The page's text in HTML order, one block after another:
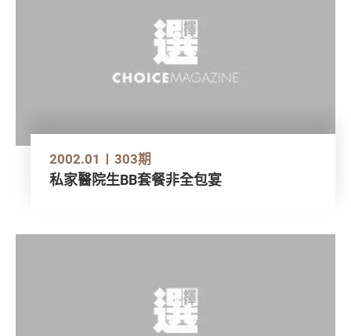
2002.01 303期
私家醫院生BB套餐非全包宴